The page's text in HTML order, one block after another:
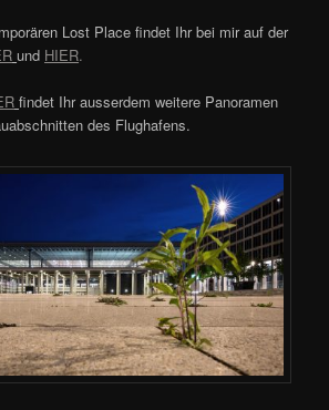
Lost Place findet Ihr bei mir auf der
und HIER.
findet Ihr ausserdem weitere Panoramen
des Flughafens.